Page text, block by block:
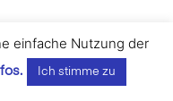
einfache Nutzung der
Ich stimme zu